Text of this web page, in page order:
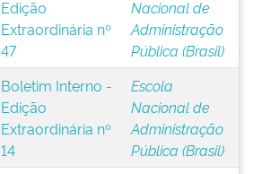
Edição
Extraordinária nº
47
Nacional de
Administração
Pública (Brasil)
Boletim Interno -
Edição
Extraordinária nº
14
Escola
Nacional de
Administração
Pública (Brasil)